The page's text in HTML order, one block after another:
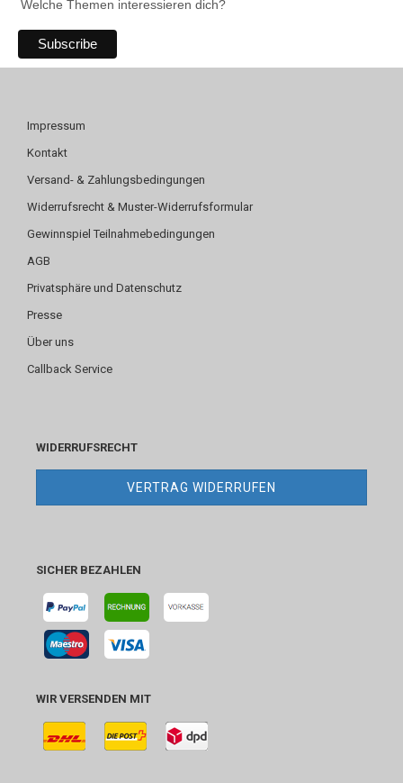
Welche Themen interessieren dich?
Impressum
Kontakt
Versand- & Zahlungsbedingungen
Widerrufsrecht & Muster-Widerrufsformular
Gewinnspiel Teilnahmebedingungen
AGB
Privatsphäre und Datenschutz
Presse
Über uns
Callback Service
WIDERRUFSRECHT
VERTRAG WIDERRUFEN
SICHER BEZAHLEN
WIR VERSENDEN MIT